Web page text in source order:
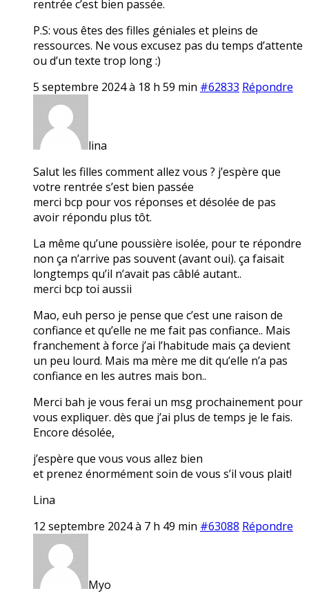
rentrée c’est bien passée.
P.S: vous êtes des filles géniales et pleins de
ressources. Ne vous excusez pas du temps d’attente
ou d’un texte trop long :)
5 septembre 2024 à 18 h 59 min #62833 Répondre
lina
Salut les filles comment allez vous ? j’espère que
votre rentrée s’est bien passée
merci bcp pour vos réponses et désolée de pas
avoir répondu plus tôt.
La même qu’une poussière isolée, pour te répondre
non ça n’arrive pas souvent (avant oui). ça faisait
longtemps qu’il n’avait pas câblé autant..
merci bcp toi aussii
Mao, euh perso je pense que c’est une raison de
confiance et qu’elle ne me fait pas confiance.. Mais
franchement à force j’ai l’habitude mais ça devient
un peu lourd. Mais ma mère me dit qu’elle n’a pas
confiance en les autres mais bon..
Merci bah je vous ferai un msg prochainement pour
vous expliquer. dès que j’ai plus de temps je le fais.
Encore désolée,
j’espère que vous vous allez bien
et prenez énormément soin de vous s’il vous plait!
Lina
12 septembre 2024 à 7 h 49 min #63088 Répondre
Myo